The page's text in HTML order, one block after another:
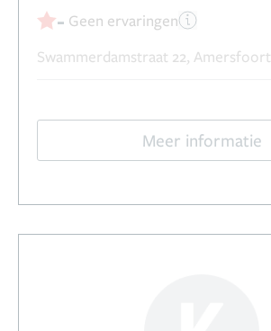
- Geen ervaringen
Swammerdamstraat 22, Amersfoort
Meer informatie